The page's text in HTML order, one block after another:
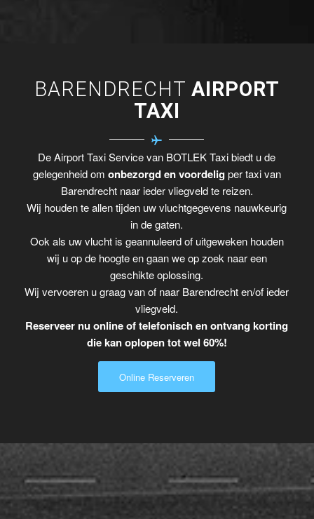
BARENDRECHT AIRPORT
TAXI
De Airport Taxi Service van BOTLEK Taxi biedt u de
gelegenheid om onbezorgd en voordelig per taxi van
Barendrecht naar ieder vliegveld te reizen.
Wij houden te allen tijden uw vluchtgegevens nauwkeurig
in de gaten.
Ook als uw vlucht is geannuleerd of uitgeweken houden
wij u op de hoogte en gaan we op zoek naar een
geschikte oplossing.
Wij vervoeren u graag van of naar Barendrecht en/of ieder
vliegveld.
Reserveer nu online of telefonisch en ontvang korting
die kan oplopen tot wel 60%!
Online Reserveren